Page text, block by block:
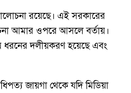
রয়েছে। এই সরকারের
আমার ওপরে আসলে বর্তায়।
ধরনের দলীয়করণ হয়েছে এবং
জায়গা থেকে যদি মিডিয়া